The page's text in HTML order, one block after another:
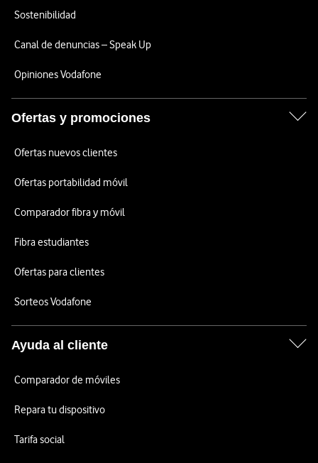
Sostenibilidad
Canal de denuncias – Speak Up
Opiniones Vodafone
Ofertas y promociones
Ofertas nuevos clientes
Ofertas portabilidad móvil
Comparador fibra y móvil
Fibra estudiantes
Ofertas para clientes
Sorteos Vodafone
Ayuda al cliente
Comparador de móviles
Repara tu dispositivo
Tarifa social